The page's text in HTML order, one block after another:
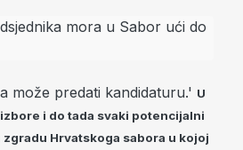
može predati kandidaturu.' U
i do tada svaki potencijalni
Hrvatskoga sabora u kojoj